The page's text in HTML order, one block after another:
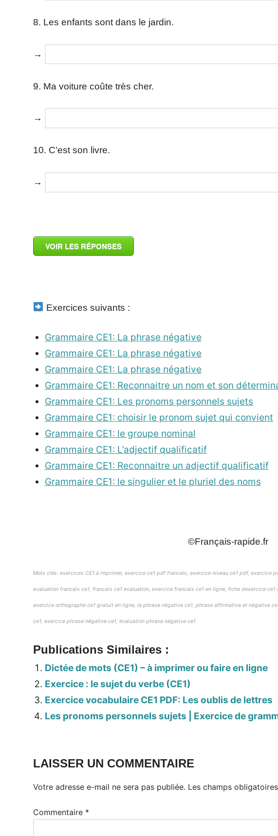
8. Les enfants sont dans le jardin.
→
9. Ma voiture coûte très cher.
→
10. C’est son livre.
→
VOIR LES RÉPONSES
Exercices suivants :
Grammaire CE1: La phrase négative
Grammaire CE1: La phrase négative
Grammaire CE1: La phrase négative
Grammaire CE1: Reconnaitre un nom et son
Grammaire CE1: Les pronoms personnels sujets
Grammaire CE1: choisir le pronom sujet qui convient
Grammaire CE1: le groupe nominal
Grammaire CE1: L’adjectif qualificatif
Grammaire CE1: Reconnaitre un adjectif qualificatif
Grammaire CE1: le singulier et le pluriel des noms
©Français-rapide.fr
Mots clés: exercices CE1 à imprimer, exercice ce1 pdf francais, exercice niveau ce1 pdf, exercice
evaluation francais ce1, francais ce1 evaluation, exercice francais ce1 en ligne, fiche dexercice
exercice orthographe ce1 gratuit en ligne, la phrase négative ce1, phrase affirmative et négative
ce1, exercice phrase négative ce1, évaluation phrase négative ce1
Publications Similaires :
Dictée de mots (CE1) – à imprimer ou faire en ligne
Exercice : le sujet du verbe (CE1)
Exercice vocabulaire CE1 PDF: Les oublis de lettres
Les pronoms personnels sujets | Exercice de
LAISSER UN COMMENTAIRE
Votre adresse e-mail ne sera pas publiée. Les champs
Commentaire *